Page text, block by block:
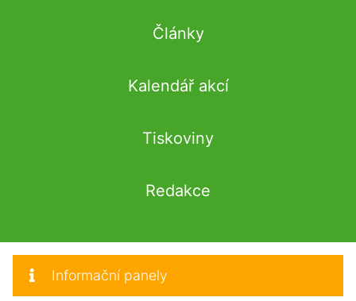
Články
Kalendář akcí
Tiskoviny
Redakce
Informační panely